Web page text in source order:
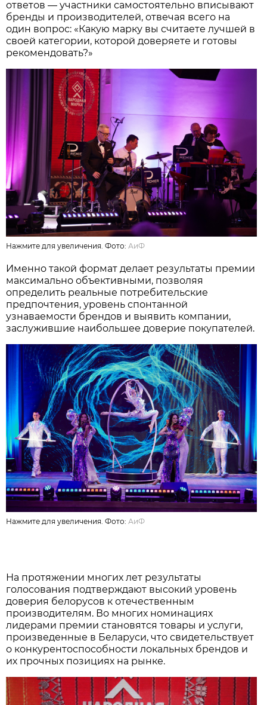
ответов — участники самостоятельно вписывают
бренды и производителей, отвечая всего на
один вопрос: «Какую марку вы считаете лучшей в
своей категории, которой доверяете и готовы
рекомендовать?»
Нажмите для увеличения. Фото:АиФ
Именно такой формат делает результаты премии
максимально объективными, позволяя
определить реальные потребительские
предпочтения, уровень спонтанной
узнаваемости брендов и выявить компании,
заслужившие наибольшее доверие покупателей.
Нажмите для увеличения. Фото:АиФ
На протяжении многих лет результаты
голосования подтверждают высокий уровень
доверия белорусов к отечественным
производителям. Во многих номинациях
лидерами премии становятся товары и услуги,
произведенные в Беларуси, что свидетельствует
о конкурентоспособности локальных брендов и
их прочных позициях на рынке.